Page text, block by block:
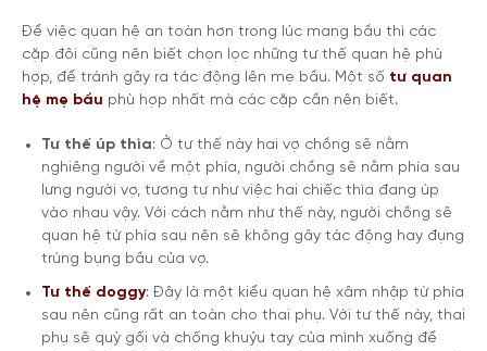
Để việc quan hệ an toàn hơn trong lúc mang bầu thì các
cặp đôi cũng nên biết chọn lọc những tư thế quan hệ phù
hợp, để tránh gây ra tác động lên mẹ bầu. Một số tư quan
hệ mẹ bầu phù hợp nhất mà các cặp cần nên biết.
Tư thế úp thìa: Ở tư thế này hai vợ chồng sẽ nằm
nghiêng người về một phía, người chồng sẽ nằm phía sau
lưng người vợ, tương tự như việc hai chiếc thìa đang úp
vào nhau vậy. Với cách nằm như thế này, người chồng sẽ
quan hệ từ phía sau nên sẽ không gây tác động hay đụng
trúng bụng bầu của vợ.
Tư thế doggy: Đây là một kiểu quan hệ xâm nhập từ phía
sau nên cũng rất an toàn cho thai phụ. Với tư thế này, thai
phụ sẽ quỳ gối và chống khuỷu tay của mình xuống để